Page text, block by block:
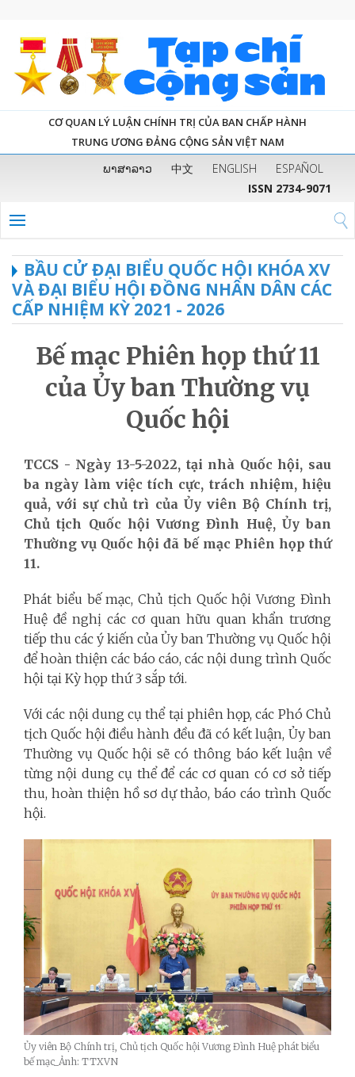
CƠ QUAN LÝ LUẬN CHÍNH TRỊ CỦA BAN CHẤP HÀNH
TRUNG ƯƠNG ĐẢNG CỘNG SẢN VIỆT NAM
ພາສາລາວ 中文 ENGLISH
ESPAÑOL
ISSN 2734-9071
BẦU CỬ ĐẠI BIỂU QUỐC HỘI KHÓA XV
VÀ ĐẠI BIỂU HỘI ĐỒNG NHÂN DÂN CÁC
CẤP NHIỆM KỲ 2021 - 2026
Bế mạc Phiên họp thứ 11
của Ủy ban Thường vụ
Quốc hội
TCCS - Ngày 13-5-2022, tại nhà Quốc hội, sau
ba ngày làm việc tích cực, trách nhiệm, hiệu
quả, với sự chủ trì của Ủy viên Bộ Chính trị,
Chủ tịch Quốc hội Vương Đình Huệ, Ủy ban
Thường vụ Quốc hội đã bế mạc Phiên họp thứ
11.
Phát biểu bế mạc, Chủ tịch Quốc hội Vương Đình
Huệ đề nghị các cơ quan hữu quan khẩn trương
tiếp thu các ý kiến của Ủy ban Thường vụ Quốc hội
để hoàn thiện các báo cáo, các nội dung trình Quốc
hội tại Kỳ họp thứ 3 sắp tới.
Với các nội dung cụ thể tại phiên họp, các Phó Chủ
tịch Quốc hội điều hành đều đã có kết luận, Ủy ban
Thường vụ Quốc hội sẽ có thông báo kết luận về
từng nội dung cụ thể để các cơ quan có cơ sở tiếp
thu, hoàn thiện hồ sơ dự thảo, báo cáo trình Quốc
hội.
Ủy viên Bộ Chính trị, Chủ tịch Quốc hội Vương Đình Huệ phát biểu
bế mạc_Ảnh: TTXVN